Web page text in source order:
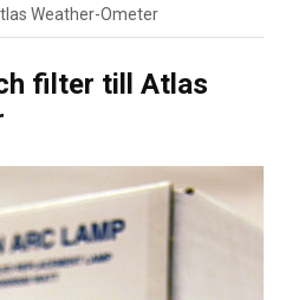
Weather-Ometer
filter till Atlas